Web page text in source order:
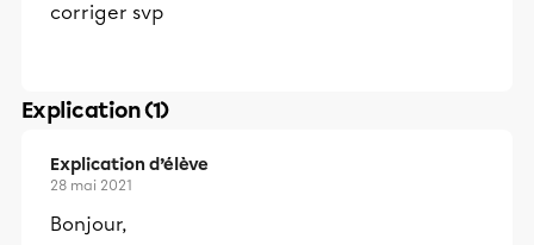
corriger svp
Explication (1)
Explication d’élève
28 mai 2021
Bonjour,